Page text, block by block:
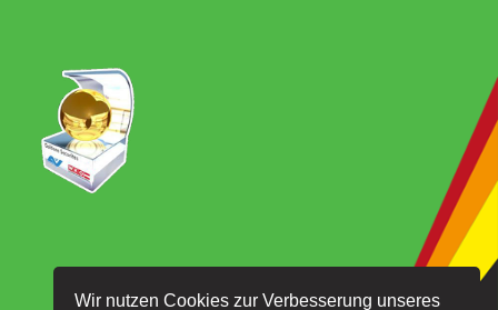
Wir nutzen Cookies zur Verbesserung unseres